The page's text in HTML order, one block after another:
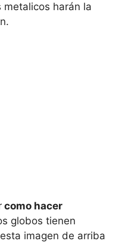
harán la
como hacer
globos tienen
imagen de arriba